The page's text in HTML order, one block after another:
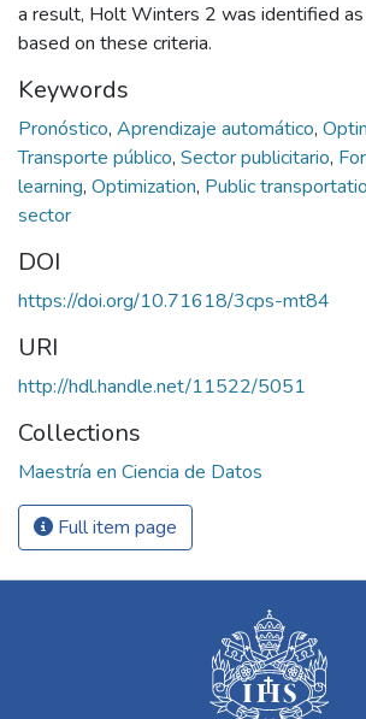
a result, Holt Winters 2 was identified
based on these criteria.
Keywords
Pronóstico, Aprendizaje automático,
Transporte público, Sector publicitario,
learning, Optimization, Public
sector
DOI
https://doi.org/10.71618/3cps-mt84
URI
http://hdl.handle.net/11522/5051
Collections
Maestría en Ciencia de Datos
Full item page